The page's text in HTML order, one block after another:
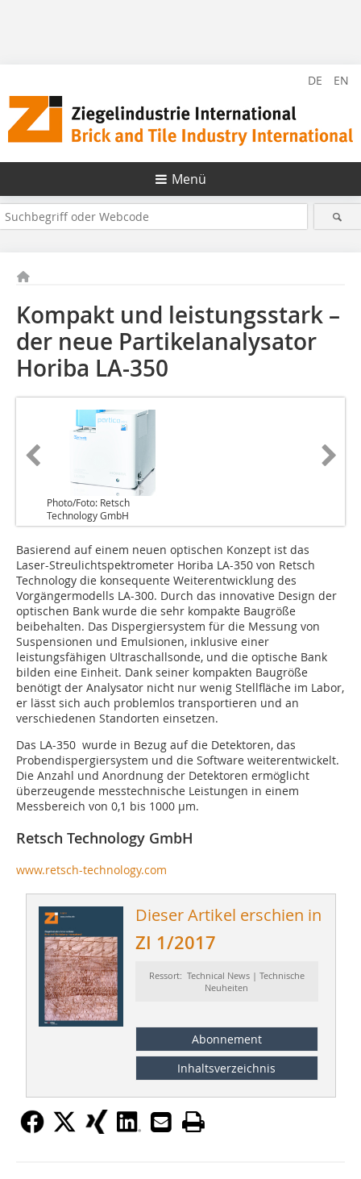
DE EN
Menü
Kompakt und leistungsstark –
der neue Partikelanalysator
Horiba LA-350
Photo/Foto: Retsch
Technology GmbH
Basierend auf einem neuen optischen Konzept ist das
Laser-Streulichtspektrometer Horiba LA-350 von Retsch
Technology die konsequente Weiterentwicklung des
Vorgängermodells LA-300. Durch das innovative Design der
optischen Bank wurde die sehr kompakte Baugröße
beibehalten. Das Dispergiersystem für die Messung von
Suspensionen und Emulsionen, inklusive einer
leistungsfähigen Ultraschallsonde, und die optische Bank
bilden eine Einheit. Dank seiner kompakten Baugröße
benötigt der Analysator nicht nur wenig Stellfläche im Labor,
er lässt sich auch problemlos transportieren und an
verschiedenen Standorten einsetzen.
Das LA-350 wurde in Bezug auf die Detektoren, das
Probendispergiersystem und die Software weiterentwickelt.
Die Anzahl und Anordnung der Detektoren ermöglicht
überzeugende messtechnische Leistungen in einem
Messbereich von 0,1 bis 1000 µm.
Retsch Technology GmbH
www.retsch-technology.com
Dieser Artikel erschien in
ZI 1/2017
Ressort: Technical News | Technische
Neuheiten
Abonnement
Inhaltsverzeichnis